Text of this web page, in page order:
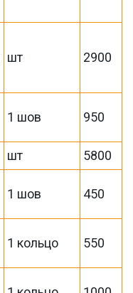
шт 2900
1 шов 950
шт
5800
1 шов 450
1 кольцо 550